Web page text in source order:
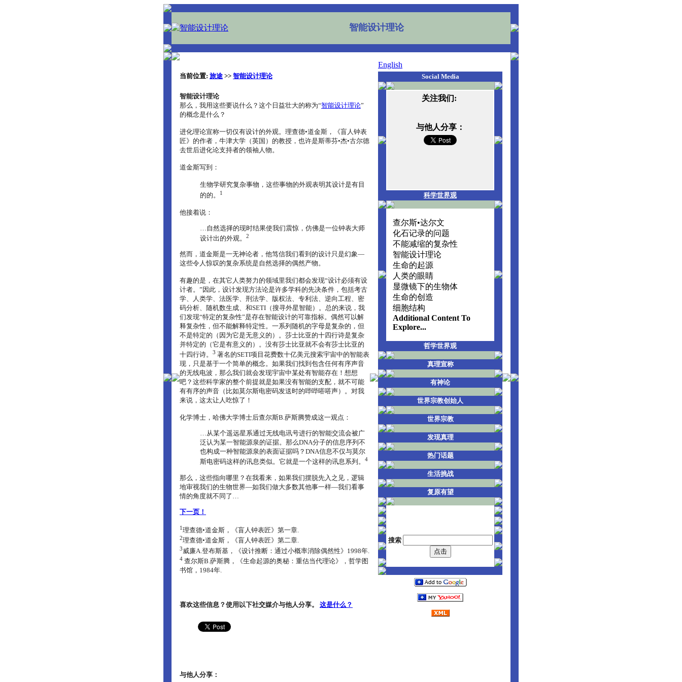
智能设计理论
当前位置: 旅途 >> 智能设计理论
智能设计理论
那么，我用这些要说什么？这个日益壮大的称为“智能设计理论”
的概念是什么？
进化理论宣称一切仅有设计的外观。理查德•道金斯，《盲人钟表
匠》的作者，牛津大学（英国）的教授，也许是斯蒂芬•杰•古尔德
去世后进化论支持者的领袖人物。
道金斯写到：
生物学研究复杂事物，这些事物的外观表明其设计是有目
的的。
1
他接着说：
…自然选择的现时结果使我们震惊，仿佛是一位钟表大师
设计出的外观。
2
然而，道金斯是一无神论者，他笃信我们看到的设计只是幻象―
这些令人惊叹的复杂系统是自然选择的偶然产物。
有趣的是，在其它人类努力的领域里我们都会发现“设计必须有设
计者。”因此，设计发现方法论是许多学科的先决条件，包括考古
学、人类学、法医学、刑法学、版权法、专利法、逆向工程、密
码分析、随机数生成、和SETI（搜寻外星智能）。总的来说，我
们发现“特定的复杂性”是存在智能设计的可靠指标。偶然可以解
释复杂性，但不能解释特定性。一系列随机的字母是复杂的，但
不是特定的（因为它是无意义的）。莎士比亚的十四行诗是复杂
并特定的（它是有意义的）。没有莎士比亚就不会有莎士比亚的
十四行诗。
3 著名的SETI项目花费数十亿美元搜索宇宙中的智能表
现，只是基于一个简单的概念。如果我们找到包含任何有序声音
的无线电波，那么我们就会发现宇宙中某处有智能存在！想想
吧？这些科学家的整个前提就是如果没有智能的支配，就不可能
有有序的声音（比如莫尔斯电密码发送时的哔哔嗒嗒声）。对我
来说，这太让人吃惊了！
化学博士，哈佛大学博士后查尔斯B.萨斯腾赞成这一观点：
…从某个遥远星系通过无线电讯号进行的智能交流会被广
泛认为某一智能源泉的证据。那么DNA分子的信息序列不
也构成一种智能源泉的表面证据吗？DNA信息不仅与莫尔
斯电密码这样的讯息类似。它就是一个这样的讯息系列。
4
那么，这些指向哪里？在我看来，如果我们摆脱先入之见，逻辑
地审视我们的生物世界―如我们做大多数其他事一样―我们看事
情的角度就不同了…
下一页！
1理查德•道金斯，《盲人钟表匠》第一章.
2理查德•道金斯，《盲人钟表匠》第二章.
3 威廉A.登布斯基，《设计推断：通过小概率消除偶然性》1998年.
4 查尔斯B.萨斯腾，《生命起源的奥秘：重估当代理论》，哲学图
书馆，1984年.
喜欢这些信息？使用以下社交媒介与他人分享。 这是什么？
与他人分享：
English
Social Media
关注我们:
与他人分享：
科学世界观
查尔斯•达尔文
化石记录的问题
不能减缩的复杂性
智能设计理论
生命的起源
人类的眼睛
显微镜下的生物体
生命的创造
细胞结构
Additional Content To
Explore...
哲学世界观
真理宣称
有神论
世界宗教创始人
世界宗教
发现真理
热门话题
生活挑战
复原有望
搜索